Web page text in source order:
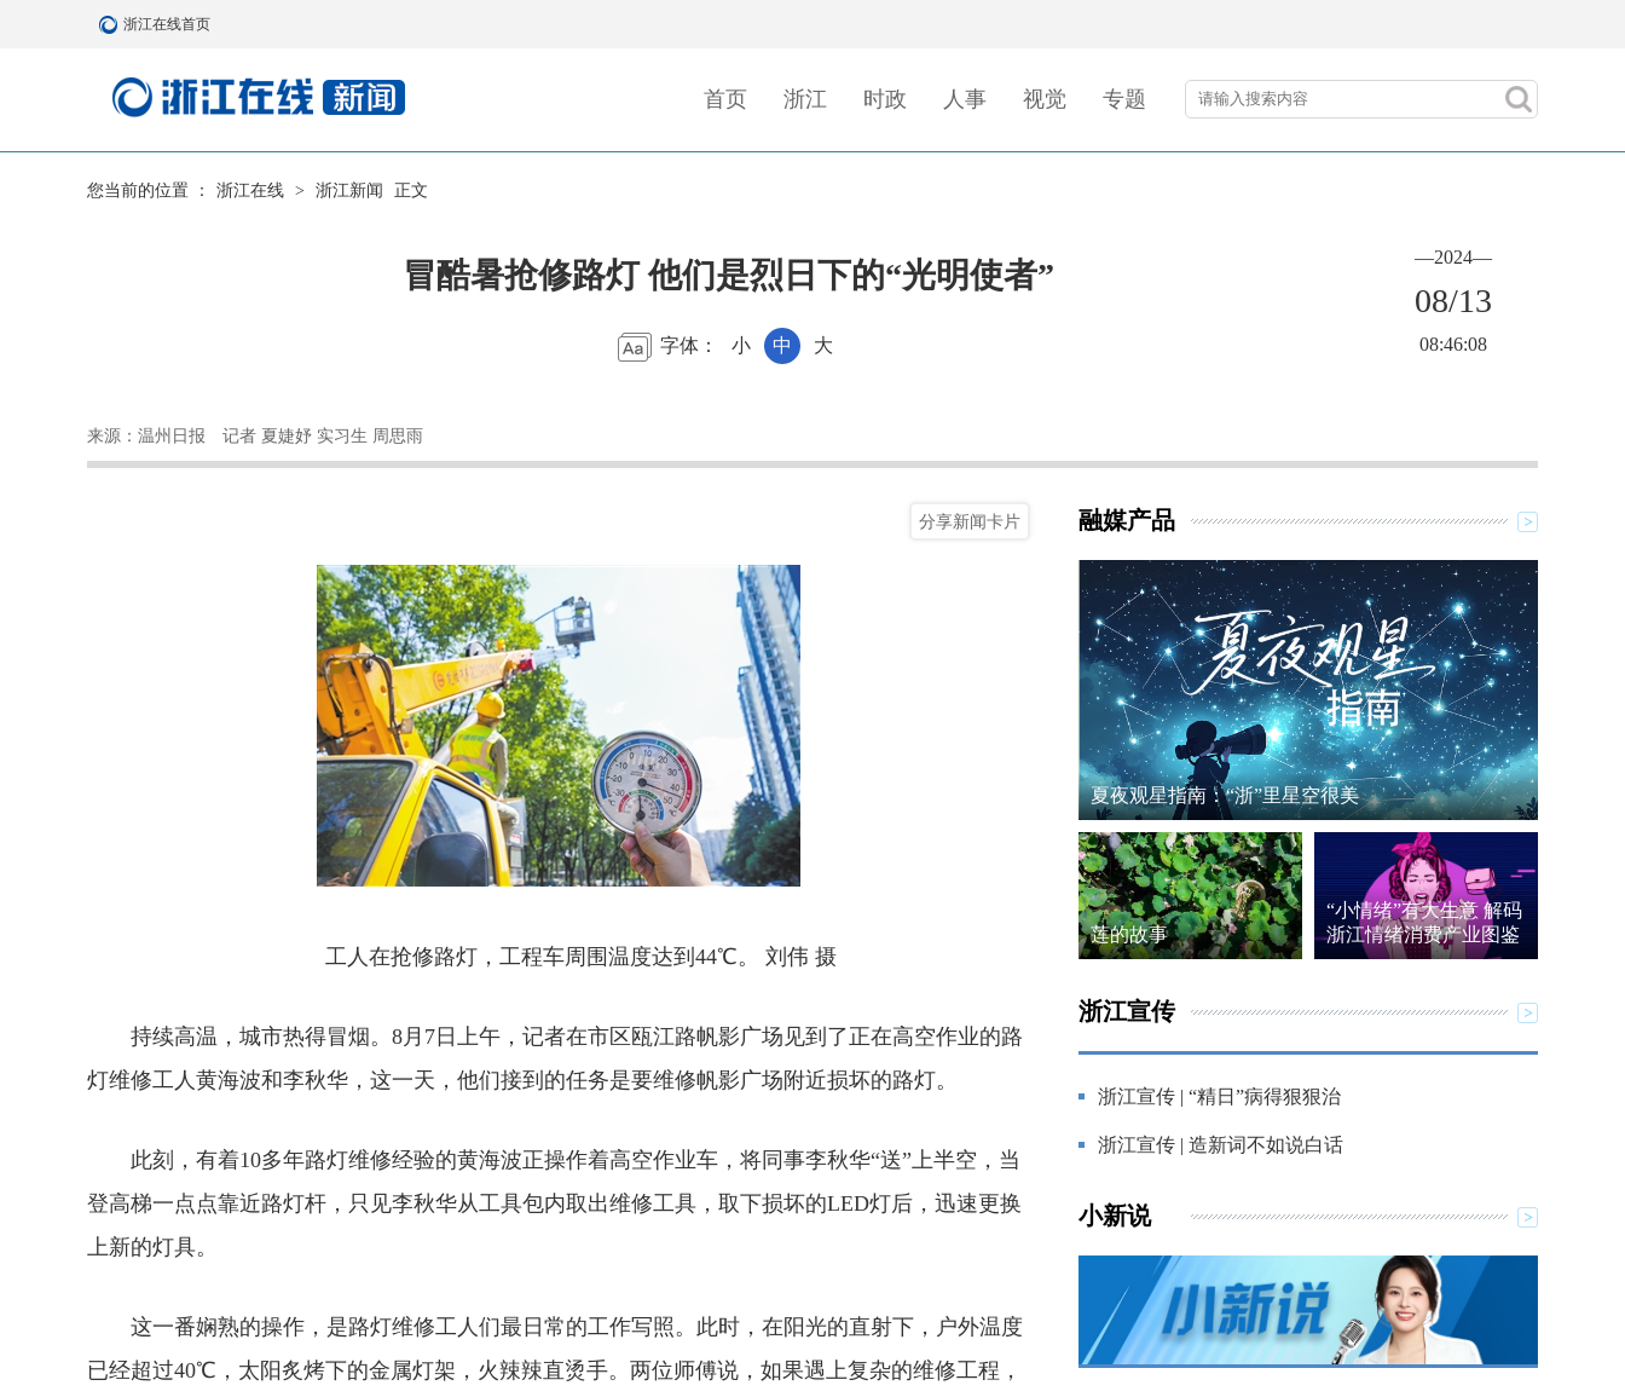
浙江在线首页
首页 浙江 时政 人事 视觉 专题
您当前的位置 ： 浙江在线 > 浙江新闻 正文
冒酷暑抢修路灯 他们是烈日下的“光明使者”
字体： 小 中 大
—2024—
08/13
08:46:08
来源：温州日报 记者 夏婕妤 实习生 周思雨
分享新闻卡片
工人在抢修路灯，工程车周围温度达到44℃。 刘伟 摄
持续高温，城市热得冒烟。8月7日上午，记者在市区瓯江路帆影广场见到了正在高空作业的路
灯维修工人黄海波和李秋华，这一天，他们接到的任务是要维修帆影广场附近损坏的路灯。
此刻，有着10多年路灯维修经验的黄海波正操作着高空作业车，将同事李秋华“送”上半空，当
登高梯一点点靠近路灯杆，只见李秋华从工具包内取出维修工具，取下损坏的LED灯后，迅速更换
上新的灯具。
这一番娴熟的操作，是路灯维修工人们最日常的工作写照。此时，在阳光的直射下，户外温度
已经超过40℃，太阳炙烤下的金属灯架，火辣辣直烫手。两位师傅说，如果遇上复杂的维修工程，
融媒产品
夏夜观星指南：“浙”里星空很美
莲的故事
“小情绪”有大生意 解码
浙江情绪消费产业图鉴
浙江宣传
浙江宣传 | “精日”病得狠狠治
浙江宣传 | 造新词不如说白话
小新说